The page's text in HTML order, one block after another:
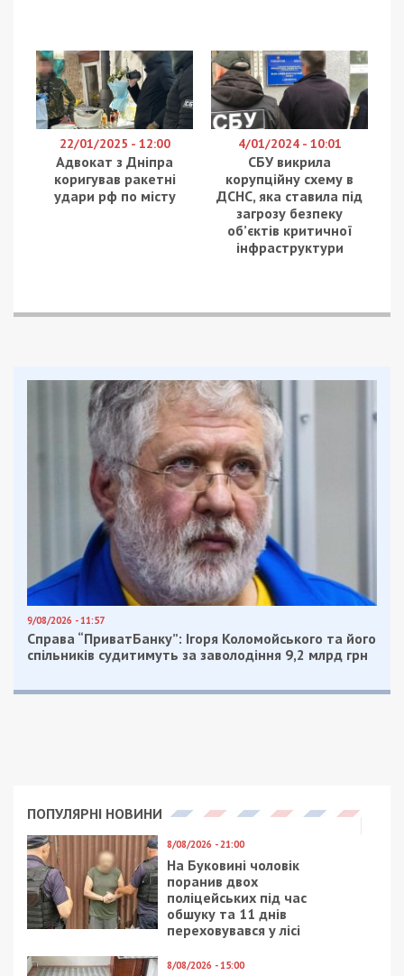
22/01/2025 - 12:00
Адвокат з Дніпра
коригував ракетні
удари рф по місту
4/01/2024 - 10:01
СБУ викрила
корупційну схему в
ДСНС, яка ставила під
загрозу безпеку
об’єктів критичної
інфраструктури
9/08/2026 - 11:57
Справа “ПриватБанку”: Ігоря Коломойського та його
спільників судитимуть за заволодіння 9,2 млрд грн
ПОПУЛЯРНІ НОВИНИ
8/08/2026 - 21:00
На Буковині чоловік
поранив двох
поліцейських під час
обшуку та 11 днів
переховувався у лісі
8/08/2026 - 15:00